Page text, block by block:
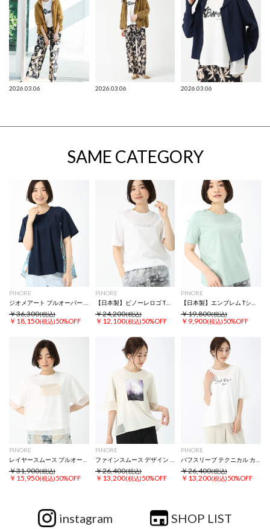
2026.03.06 2026.03.06 2026.03.06
SAME CATEGORY
PINORE
￥36,300(税込)
￥18,150(税込)50%OFF
PINORE
【日本製】ピノーレロゴ Tシャツ プリントT カットソー
￥24,200(税込)
￥12,100(税込)50%OFF
PINORE
￥19,800(税込)
￥9,900(税込)50%OFF
PINORE
￥31,900(税込)
￥15,950(税込)50%OFF
PINORE
￥26,400(税込)
￥13,200(税込)50%OFF
PINORE
￥26,400(税込)
￥13,200(税込)50%OFF
instagram SHOP LIST